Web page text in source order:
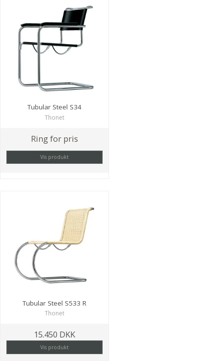
Tubular Steel S34
Thonet
Ring for pris
Vis produkt
Tubular Steel S533 R
Thonet
15.450 DKK
Vis produkt